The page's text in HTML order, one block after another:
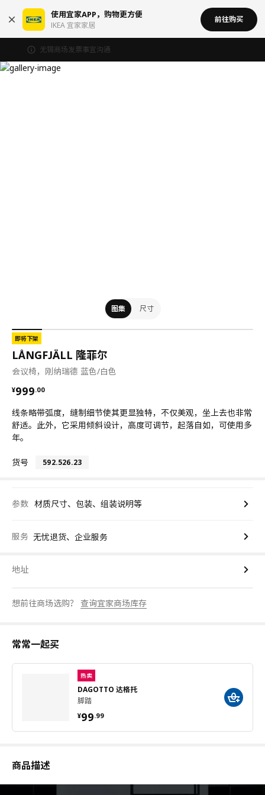
使用宜家APP，购物更方便
IKEA 宜家家居
前往购买
无锡商场发票事宜沟通
图集 尺寸
即将下架
LÅNGFJÄLL 隆菲尔
会议椅，刚纳瑞德 蓝色/白色
¥999.00
¥ 999.00
线条略带弧度，缝制细节使其更显独特，不仅美观，坐上去也非常
舒适。此外，它采用倾斜设计，高度可调节，起落自如，可使用多
年。
货号 592.526.23
参数 材质尺寸、包装、组装说明等
服务 无忧退货、企业服务
地址
想前往商场选购？ 查询宜家商场库存
常常一起买
热卖
DAGOTTO 达格托
脚踏
¥99.99
¥ 99.99
商品描述